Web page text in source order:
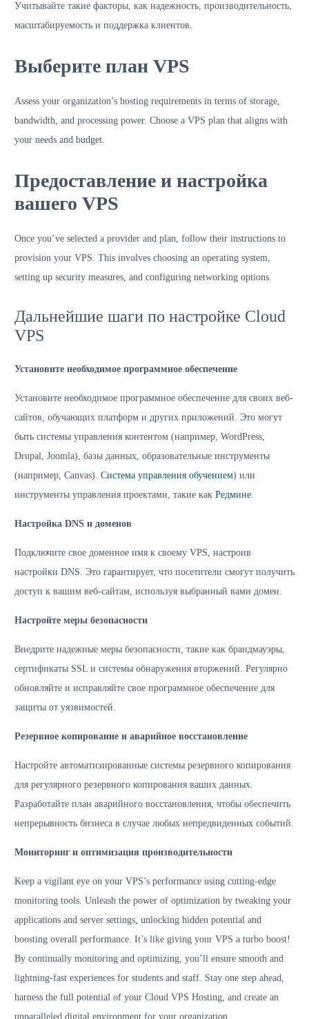
Учитывайте такие факторы, как надежность, производительность,
масштабируемость и поддержка клиентов.
Выберите план VPS
Assess your organization’s hosting requirements in terms of storage,
bandwidth, and processing power. Choose a VPS plan that aligns with
your needs and budget.
Предоставление и настройка
вашего VPS
Once you’ve selected a provider and plan, follow their instructions to
provision your VPS. This involves choosing an operating system,
setting up security measures, and configuring networking options.
Дальнейшие шаги по настройке Cloud
VPS
Установите необходимое программное обеспечение
Установите необходимое программное обеспечение для своих веб-
сайтов, обучающих платформ и других приложений. Это могут
быть системы управления контентом (например, WordPress,
Drupal, Joomla), базы данных, образовательные инструменты
(например, Canvas). Система управления обучением) или
инструменты управления проектами, такие как Редмине.
Настройка DNS и доменов
Подключите свое доменное имя к своему VPS, настроив
настройки DNS. Это гарантирует, что посетители смогут получить
доступ к вашим веб-сайтам, используя выбранный вами домен.
Настройте меры безопасности
Внедрите надежные меры безопасности, такие как брандмауэры,
сертификаты SSL и системы обнаружения вторжений. Регулярно
обновляйте и исправляйте свое программное обеспечение для
защиты от уязвимостей.
Резервное копирование и аварийное восстановление
Настройте автоматизированные системы резервного копирования
для регулярного резервного копирования ваших данных.
Разработайте план аварийного восстановления, чтобы обеспечить
непрерывность бизнеса в случае любых непредвиденных событий.
Мониторинг и оптимизация производительности
Keep a vigilant eye on your VPS’s performance using cutting-edge
monitoring tools. Unleash the power of optimization by tweaking your
applications and server settings, unlocking hidden potential and
boosting overall performance. It’s like giving your VPS a turbo boost!
By continually monitoring and optimizing, you’ll ensure smooth and
lightning-fast experiences for students and staff. Stay one step ahead,
harness the full potential of your Cloud VPS Hosting, and create an
unparalleled digital environment for your organization.